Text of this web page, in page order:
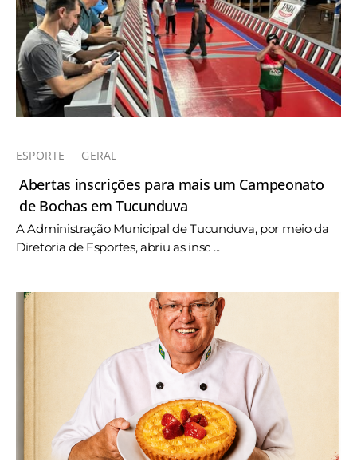
ESPORTE GERAL
Abertas inscrições para mais um Campeonato
de Bochas em Tucunduva
A Administração Municipal de Tucunduva, por meio da
Diretoria de Esportes, abriu as insc ...